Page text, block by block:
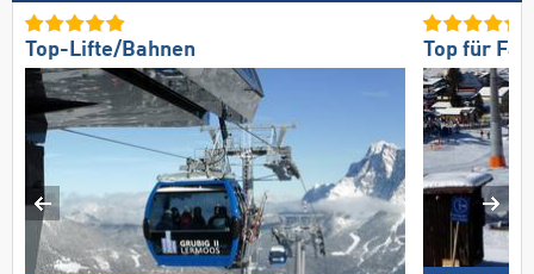
Top-Lifte/Bahnen Top für